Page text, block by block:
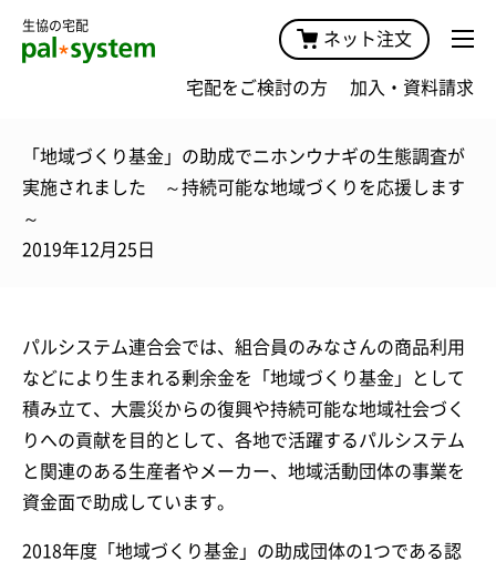
生協の宅配
ネット注文
宅配をご検討の方 加入・資料請求
「地域づくり基金」の助成でニホンウナギの生態調査が
実施されました ～持続可能な地域づくりを応援します
～
2019年12月25日
パルシステム連合会では、組合員のみなさんの商品利用
などにより生まれる剰余金を「地域づくり基金」として
積み立て、大震災からの復興や持続可能な地域社会づく
りへの貢献を目的として、各地で活躍するパルシステム
と関連のある生産者やメーカー、地域活動団体の事業を
資金面で助成しています。
2018年度「地域づくり基金」の助成団体の1つである認